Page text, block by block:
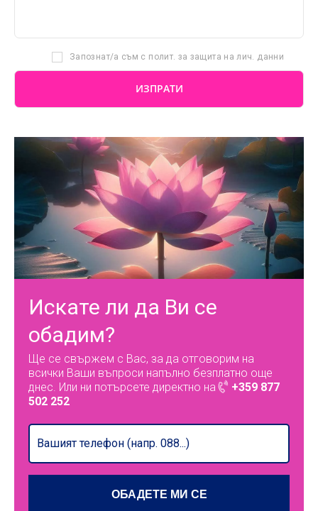
Запознат/а съм с полит. за защита на лич. данни
Искате ли да Ви се
обадим?
Ще се свържем с Вас, за да отговорим на
всички Ваши въпроси напълно безплатно още
днес. Или ни потърсете директно на
+359 877
502 252